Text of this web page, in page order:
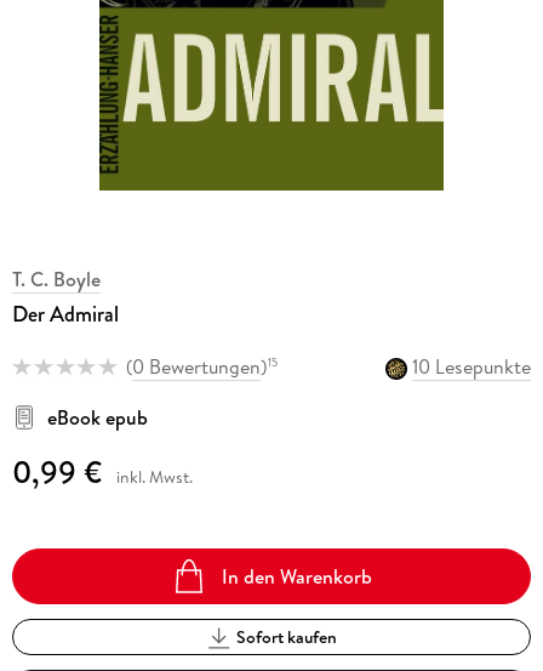
T. C. Boyle
Der Admiral
(0 Bewertungen)15
10 Lesepunkte
eBook epub
0,99 € inkl. Mwst.
In den Warenkorb
Sofort kaufen